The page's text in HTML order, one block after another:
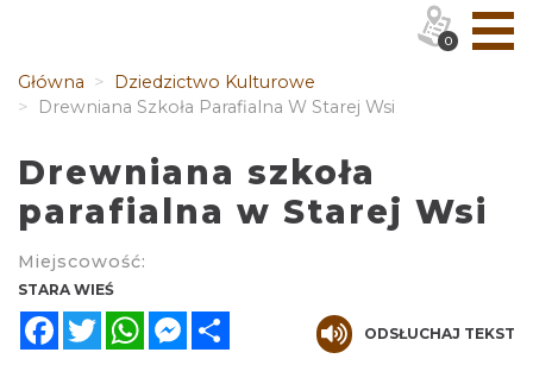
Główna
Dziedzictwo Kulturowe
Drewniana Szkoła Parafialna W Starej Wsi
Drewniana szkoła
parafialna w Starej Wsi
Miejscowość:
STARA WIEŚ
FacebookTwitterWhatsAppMessenger
ODSŁUCHAJ TEKST
0